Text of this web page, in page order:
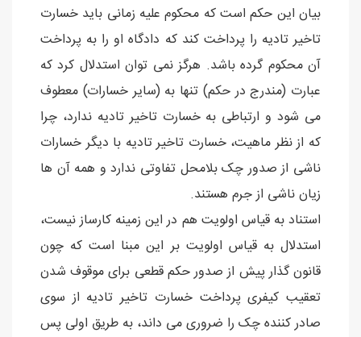
بیان این حکم است که محکوم علیه زمانی باید خسارت
تاخیر تادیه را پرداخت کند که دادگاه او را به پرداخت
آن محکوم گرده باشد. هرگز نمی توان استدلال کرد که
عبارت (مندرج در حکم) تنها به (سایر خسارات) معطوف
می شود و ارتباطی به خسارت تاخیر تادیه ندارد، چرا
که از نظر ماهیت، خسارت تاخیر تادیه با دیگر خسارات
ناشی از صدور چک بلامحل تفاوتی ندارد و همه آن ها
زیان ناشی از جرم هستند.
استناد به قیاس اولویت هم در این زمینه کارساز نیست،
استدلال به قیاس اولویت بر این مبنا است که چون
قانون گذار پیش از صدور حکم قطعی برای موقوف شدن
تعقیب کیفری پرداخت خسارت تاخیر تادیه از سوی
صادر کننده چک را ضروری می داند، به طریق اولی پس